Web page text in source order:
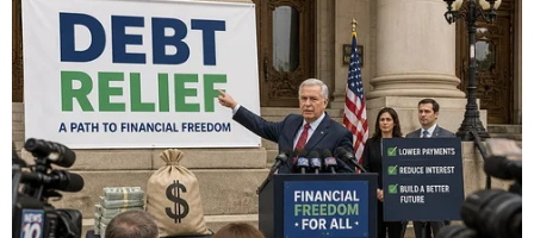
Ông Lê Hồng Minh - Tổng giám đốc VNG. (Ảnh: VNG)
“VNG tin rằng sự hợp tác cùng STT GDC - một
doanh nghiệp hàng đầu thế giới về vận hành